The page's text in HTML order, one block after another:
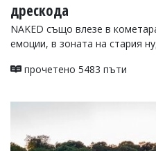
дрескода
NAKED също влезе в
емоции, в зоната на стария
прочетено 5483 пъти